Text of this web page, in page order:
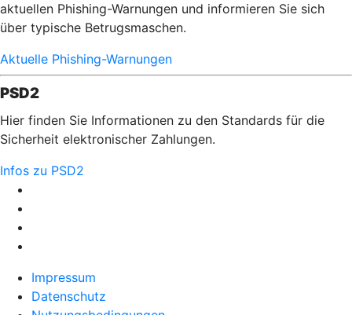
aktuellen Phishing-Warnungen und informieren Sie sich
über typische Betrugsmaschen.
Aktuelle Phishing-Warnungen
PSD2
Hier finden Sie Informationen zu den Standards für die
Sicherheit elektronischer Zahlungen.
Infos zu PSD2
Impressum
Datenschutz